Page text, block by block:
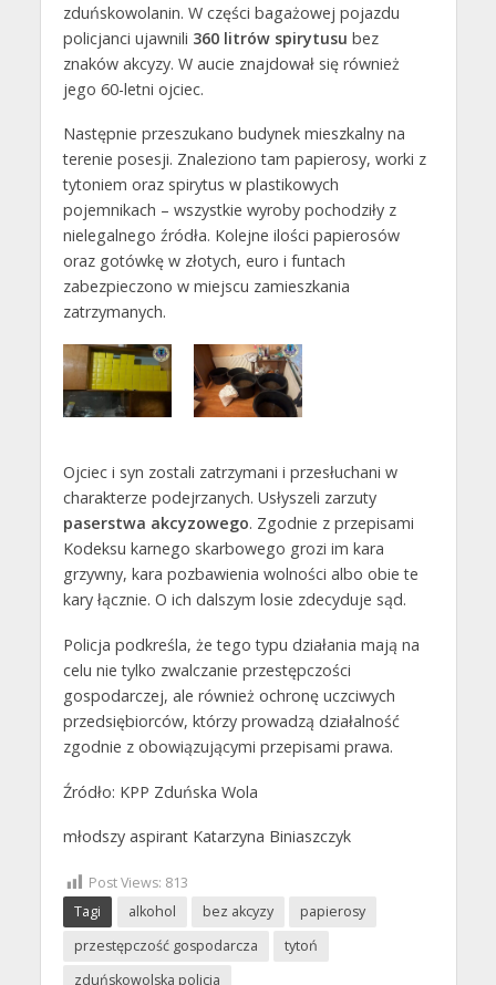
zduńskowolanin. W części bagażowej pojazdu
policjanci ujawnili 360 litrów spirytusu bez
znaków akcyzy. W aucie znajdował się również
jego 60-letni ojciec.
Następnie przeszukano budynek mieszkalny na
terenie posesji. Znaleziono tam papierosy, worki z
tytoniem oraz spirytus w plastikowych
pojemnikach – wszystkie wyroby pochodziły z
nielegalnego źródła. Kolejne ilości papierosów
oraz gotówkę w złotych, euro i funtach
zabezpieczono w miejscu zamieszkania
zatrzymanych.
Ojciec i syn zostali zatrzymani i przesłuchani w
charakterze podejrzanych. Usłyszeli zarzuty
paserstwa akcyzowego. Zgodnie z przepisami
Kodeksu karnego skarbowego grozi im kara
grzywny, kara pozbawienia wolności albo obie te
kary łącznie. O ich dalszym losie zdecyduje sąd.
Policja podkreśla, że tego typu działania mają na
celu nie tylko zwalczanie przestępczości
gospodarczej, ale również ochronę uczciwych
przedsiębiorców, którzy prowadzą działalność
zgodnie z obowiązującymi przepisami prawa.
Źródło: KPP Zduńska Wola
młodszy aspirant Katarzyna Biniaszczyk
Post Views: 813
Tagi
alkohol bez akcyzy
papierosy
przestępczość gospodarcza
tytoń
zduńskowolska policja